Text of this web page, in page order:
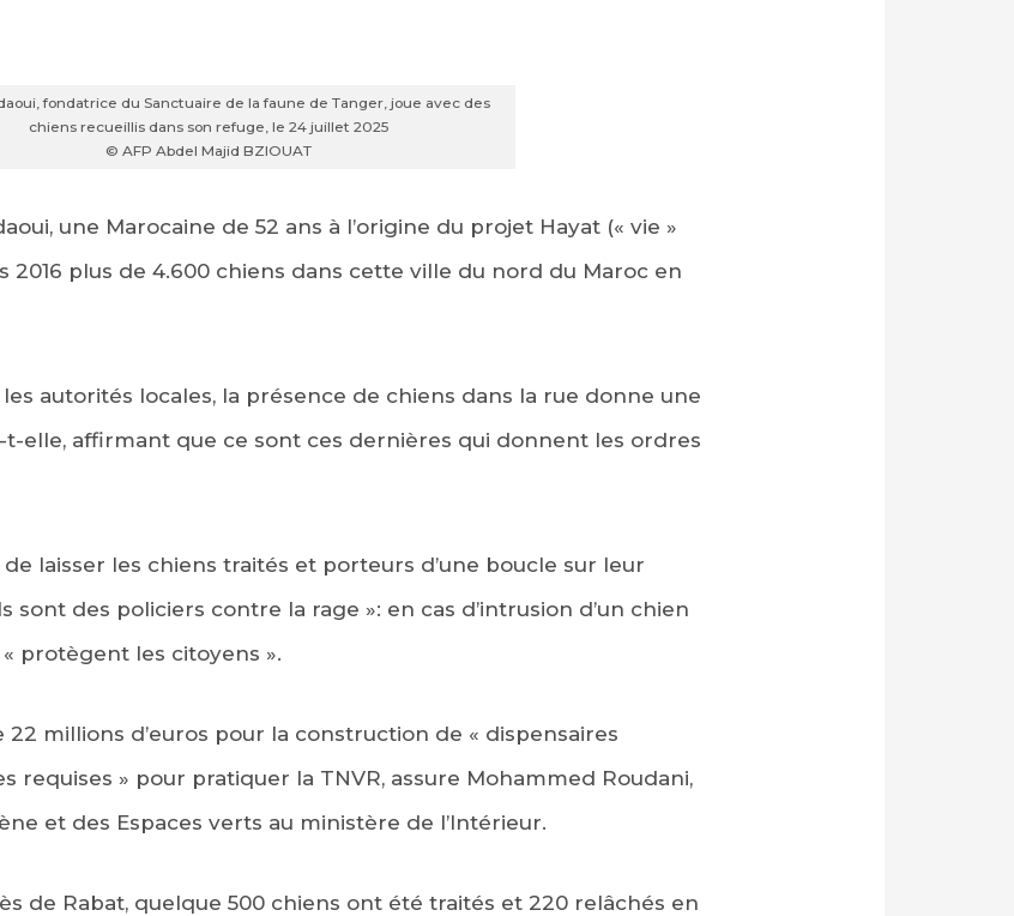
fondatrice du Sanctuaire de la faune de Tanger, joue avec des
chiens recueillis dans son refuge, le 24 juillet 2025
© AFP Abdel Majid BZIOUAT
une Marocaine de 52 ans à l’origine du projet Hayat (« vie »
2016 plus de 4.600 chiens dans cette ville du nord du Maroc en
autorités locales, la présence de chiens dans la rue donne une
t-elle, affirmant que ce sont ces dernières qui donnent les ordres
laisser les chiens traités et porteurs d’une boucle sur leur
des policiers contre la rage »: en cas d’intrusion d’un chien
protègent les citoyens ».
22 millions d’euros pour la construction de « dispensaires
requises » pour pratiquer la TNVR, assure Mohammed Roudani,
et des Espaces verts au ministère de l’Intérieur.
de Rabat, quelque 500 chiens ont été traités et 220 relâchés en